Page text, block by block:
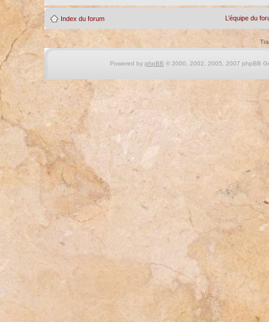
Index du forum L’équipe du
Powered by phpBB © 2000, 2002, 2005, 2007 phpBB